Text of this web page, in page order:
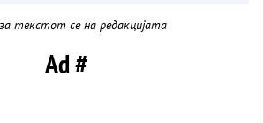
текстот се на редакцијата
Ad #